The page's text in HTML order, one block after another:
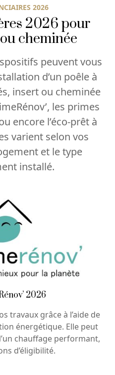
2026
2026 pour
cheminée
peuvent vous
d’un poêle à
insert ou cheminée
les primes
encore l’éco-prêt à
varient selon vos
et le type
installé.
2026
travaux grâce à l’aide de
énergétique. Elle peut
chauffage performant,
d’éligibilité.